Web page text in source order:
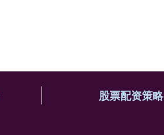
股票配资策略